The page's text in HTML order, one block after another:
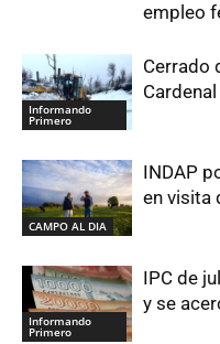
empleo
Informando
Primero
Cerrado
CAMPO AL DIA
INDAP
en visita
Informando
Primero
IPC de
y se